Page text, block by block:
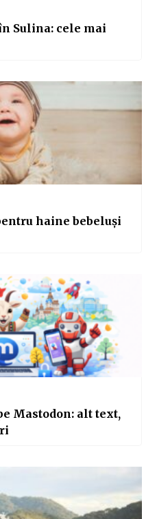
Sulina: cele mai
haine bebeluși
Mastodon: alt text,